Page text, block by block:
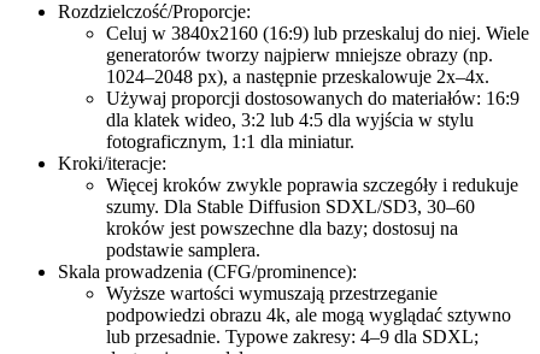
Rozdzielczość/Proporcje:
Celuj w 3840x2160 (16:9) lub przeskaluj do niej. Wiele
generatorów tworzy najpierw mniejsze obrazy (np.
1024–2048 px), a następnie przeskalowuje 2x–4x.
Używaj proporcji dostosowanych do materiałów: 16:9
dla klatek wideo, 3:2 lub 4:5 dla wyjścia w stylu
fotograficznym, 1:1 dla miniatur.
Kroki/iteracje:
Więcej kroków zwykle poprawia szczegóły i redukuje
szumy. Dla Stable Diffusion SDXL/SD3, 30–60
kroków jest powszechne dla bazy; dostosuj na
podstawie samplera.
Skala prowadzenia (CFG/prominence):
Wyższe wartości wymuszają przestrzeganie
podpowiedzi obrazu 4k, ale mogą wyglądać sztywno
lub przesadnie. Typowe zakresy: 4–9 dla SDXL;